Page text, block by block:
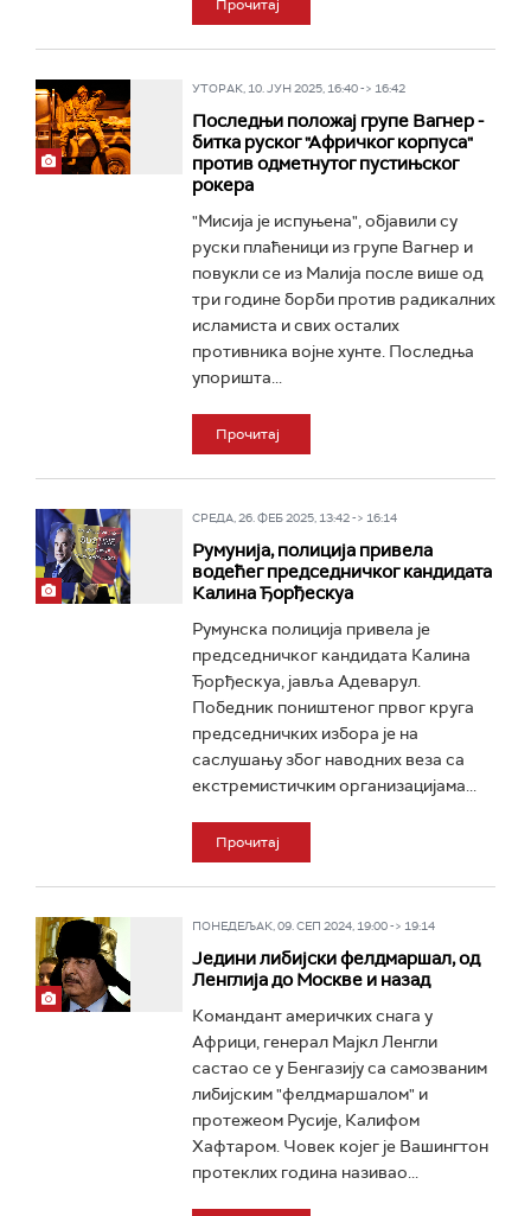
Прочитај
УТОРАК, 10. ЈУН 2025, 16:40 -> 16:42
Последњи положај групе Вагнер -
битка руског "Афричког корпуса"
против одметнутог пустињског
рокера
"Мисија је испуњена", објавили су
руски плаћеници из групе Вагнер и
повукли се из Малија после више од
три године борби против радикалних
исламиста и свих осталих
противника војне хунте. Последња
упоришта...
Прочитај
СРЕДА, 26. ФЕБ 2025, 13:42 -> 16:14
Румунија, полиција привела
водећег председничког кандидата
Калина Ђорђескуа
Румунска полиција привела је
председничког кандидата Калина
Ђорђескуа, јавља Адеварул.
Победник поништеног првог круга
председничких избора је на
саслушању због наводних веза са
екстремистичким организацијама...
Прочитај
ПОНЕДЕЉАК, 09. СЕП 2024, 19:00 -> 19:14
Једини либијски фелдмаршал, од
Ленглија до Москве и назад
Командант америчких снага у
Африци, генерал Мајкл Ленгли
састао се у Бенгазију са самозваним
либијским "фелдмаршалом" и
протежеом Русије, Калифом
Хафтаром. Човек којег је Вашингтон
протеклих година називао...